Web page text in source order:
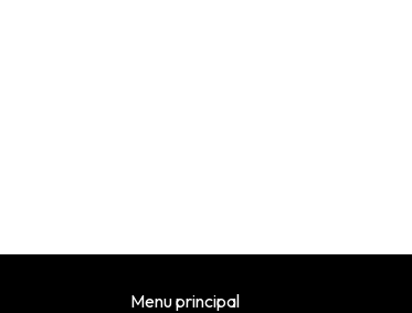
Menu principal